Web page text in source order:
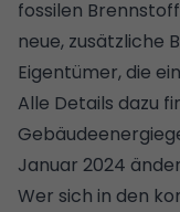
fossilen
neue, zusätzliche
Eigentümer, die
Alle Details dazu
Januar 2024
Wer sich in den